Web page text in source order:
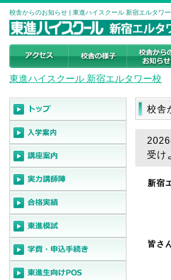
校舎からのお知らせ | 東進ハイスクール 新宿エルタワ
東進ハイスクール 新宿エルタワー校
校舎
受け
新宿
皆さ